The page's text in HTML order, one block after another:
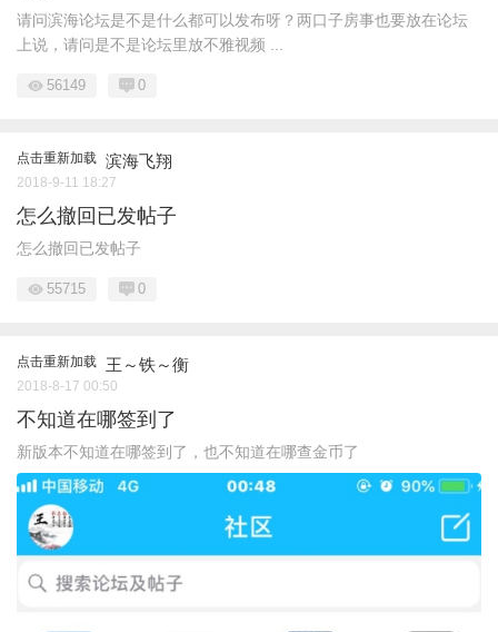
请问滨海论坛是不是什么都可以发布呀？两口子房事也要放在论坛
上说，请问是不是论坛里放不雅视频 ...
56149 0
点击重新加载 滨海飞翔
2018-9-11 18:27
怎么撤回已发帖子
怎么撤回已发帖子
55715 0
点击重新加载 王～铁～衡
2018-8-17 00:50
不知道在哪签到了
新版本不知道在哪签到了，也不知道在哪查金币了